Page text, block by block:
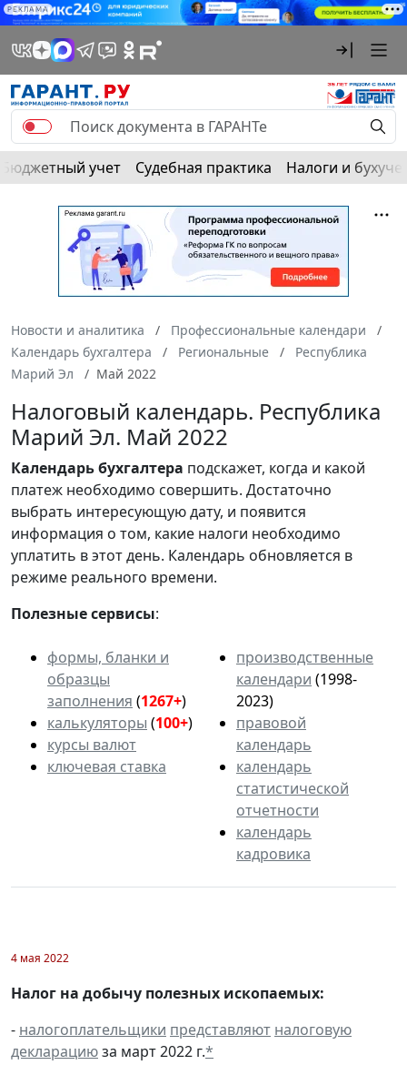
РЕКЛАМА
Бюджетный учет Судебная практика Налоги и
Новости и аналитика
Профессиональные календари
Календарь бухгалтера
Региональные
Республика
Марий Эл
Май 2022
Налоговый календарь. Республика
Марий Эл. Май 2022
Календарьбухгалтера подскажет, когда и какой
платеж необходимо совершить. Достаточно
выбрать интересующую дату, и появится
информация о том, какие налоги необходимо
уплатить в этот день. Календарь обновляется в
режиме реального времени.
Полезные сервисы:
формы, бланки и
образцы
заполнения (1267+)
калькуляторы (100+)
курсы валют
ключевая ставка
производственные
календари (1998-
2023)
правовой
календарь
календарь
статистической
отчетности
календарь
кадровика
4 мая 2022
Налог на добычу полезных ископаемых:
- налогоплательщики представляют налоговую
декларациюза март 2022 г.*